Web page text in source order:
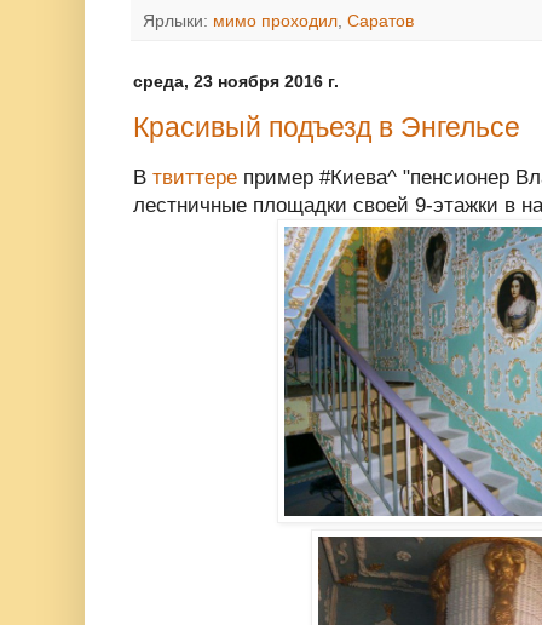
Ярлыки: мимо проходил, Саратов
среда, 23 ноября 2016 г.
Красивый подъезд в Энгельсе
В твиттере пример #Киева^ "пенсионер
лестничные площадки своей 9-этажки в